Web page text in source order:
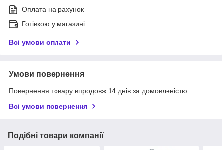
Оплата на рахунок
Готівкою у магазині
Всі умови оплати
Умови повернення
Повернення товару впродовж 14 днів за домовленістю
Всі умови повернення
Подібні товари компанії